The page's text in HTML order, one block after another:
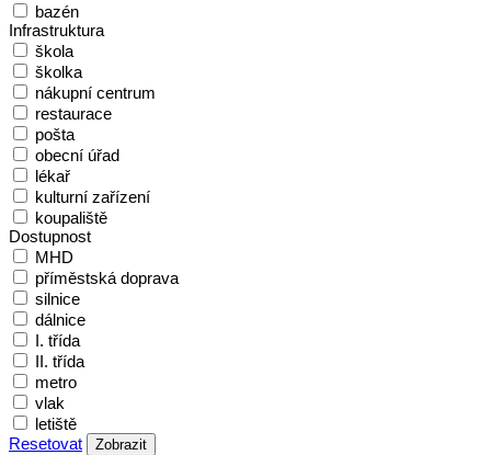
bazén
Infrastruktura
škola
školka
nákupní centrum
restaurace
pošta
obecní úřad
lékař
kulturní zařízení
koupaliště
Dostupnost
MHD
příměstská doprava
silnice
dálnice
I. třída
II. třída
metro
vlak
letiště
Resetovat
Zobrazit